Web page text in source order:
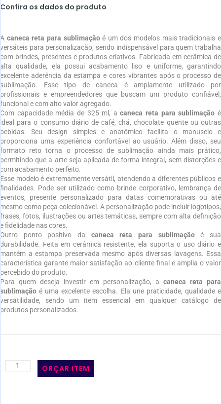
Confira os dados do produto
A caneca reta para sublimaçãoé um dos modelos mais tradicionais e
versáteis para personalização, sendo indispensável para quem trabalha
com brindes, presentes e produtos criativos. Fabricada em cerâmica de
alta qualidade, ela possui acabamento liso e uniforme, garantindo
excelente aderência da estampa e cores vibrantes após o processo de
sublimação. Esse tipo de caneca é amplamente utilizado por
profissionais e empreendedores que buscam um produto confiável,
funcional e com alto valor agregado.
Com capacidade média de 325 ml, acaneca reta para sublimação é
ideal para o consumo diário de café, chá, chocolate quente ou outras
bebidas. Seu design simples e anatômico facilita o manuseio e
proporciona uma experiência confortável ao usuário. Além disso, seu
formato reto torna o processo de sublimação ainda mais prático,
permitindo que a arte seja aplicada de forma integral, sem distorções e
com acabamento perfeito.
Esse modelo é extremamente versátil, atendendo a diferentes públicos e
finalidades. Pode ser utilizado como brinde corporativo, lembrança de
eventos, presente personalizado para datas comemorativas ou até
mesmo como peça colecionável. A personalização pode incluir logotipos,
frases, fotos, ilustrações ou artes temáticas, sempre com alta definição
e fidelidade nas cores.
Outro ponto positivo da caneca reta para sublimaçãoé sua
durabilidade. Feita em cerâmica resistente, ela suporta o uso diário e
mantém a estampa preservada mesmo após diversas lavagens. Essa
característica garante maior satisfação ao cliente final e amplia o valor
percebido do produto.
Para quem deseja investir em personalização, a caneca reta para
sublimação é uma excelente escolha. Ela une praticidade, qualidade e
versatilidade, sendo um item essencial em qualquer catálogo de
produtos personalizados.
ORÇAR ITEM